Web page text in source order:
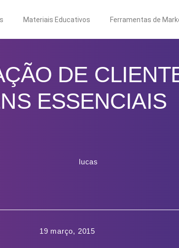
Materiais Educativos Ferramentas de
DE
ESSENCIAIS
lucas
19 março, 2015